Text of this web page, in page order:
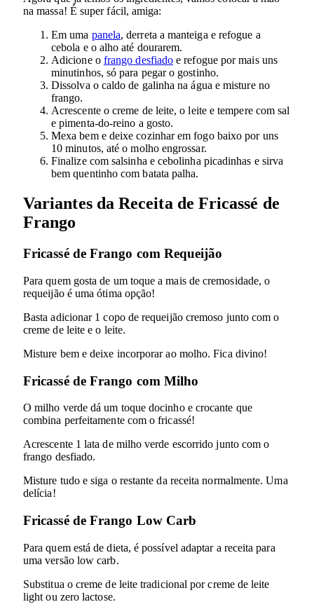
na massa! É super fácil, amiga:
Em uma panela, derreta a manteiga e refogue a
cebola e o alho até dourarem.
Adicione o frango desfiado e refogue por mais uns
minutinhos, só para pegar o gostinho.
Dissolva o caldo de galinha na água e misture no
frango.
Acrescente o creme de leite, o leite e tempere com sal
e pimenta-do-reino a gosto.
Mexa bem e deixe cozinhar em fogo baixo por uns
10 minutos, até o molho engrossar.
Finalize com salsinha e cebolinha picadinhas e sirva
bem quentinho com batata palha.
Variantes da Receita de Fricassé de
Frango
Fricassé de Frango com Requeijão
Para quem gosta de um toque a mais de cremosidade, o
requeijão é uma ótima opção!
Basta adicionar 1 copo de requeijão cremoso junto com o
creme de leite e o leite.
Misture bem e deixe incorporar ao molho. Fica divino!
Fricassé de Frango com Milho
O milho verde dá um toque docinho e crocante que
combina perfeitamente com o fricassé!
Acrescente 1 lata de milho verde escorrido junto com o
frango desfiado.
Misture tudo e siga o restante da receita normalmente. Uma
delícia!
Fricassé de Frango Low Carb
Para quem está de dieta, é possível adaptar a receita para
uma versão low carb.
Substitua o creme de leite tradicional por creme de leite
light ou zero lactose.